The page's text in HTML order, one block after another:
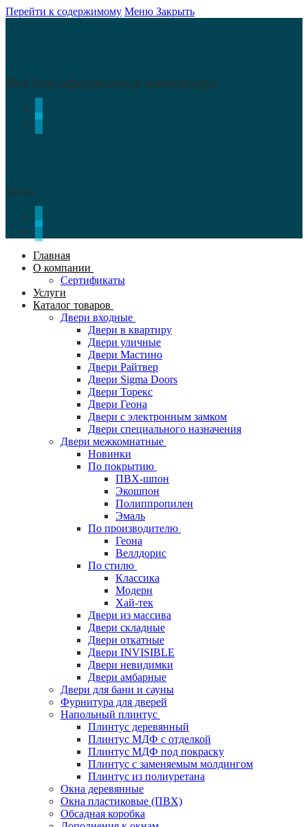
Перейти к содержимому Меню Закрыть
Всё для оформления интерьера
Меню
Главная
О компании
Сертификаты
Услуги
Каталог товаров
Двери входные
Двери в квартиру
Двери уличные
Двери Мастино
Двери Райтвер
Двери Sigma Doors
Двери Торекс
Двери Геона
Двери с электронным замком
Двери специального назначения
Двери межкомнатные
Новинки
По покрытию
ПВХ-шпон
Экошпон
Полиппропилен
Эмаль
По производителю
Геона
Веллдорис
По стилю
Классика
Модерн
Хай-тек
Двери из массива
Двери складные
Двери откатные
Двери INVISIBLE
Двери невидимки
Двери амбарные
Двери для бани и сауны
Фурнитура для дверей
Напольный плинтус
Плинтус деревянный
Плинтус МДФ с отделкой
Плинтус МДФ под покраску
Плинтус с заменяемым молдингом
Плинтус из полиуретана
Окна деревянные
Окна пластиковые (ПВХ)
Обсадная коробка